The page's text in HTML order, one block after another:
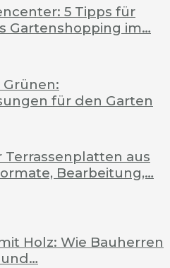
5 Tipps für
Gartenshopping im…
für den Garten
Terrassenplatten aus
Bearbeitung,…
Holz: Wie Bauherren